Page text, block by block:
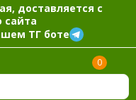
доставляется с
сайта
ТГ боте
0